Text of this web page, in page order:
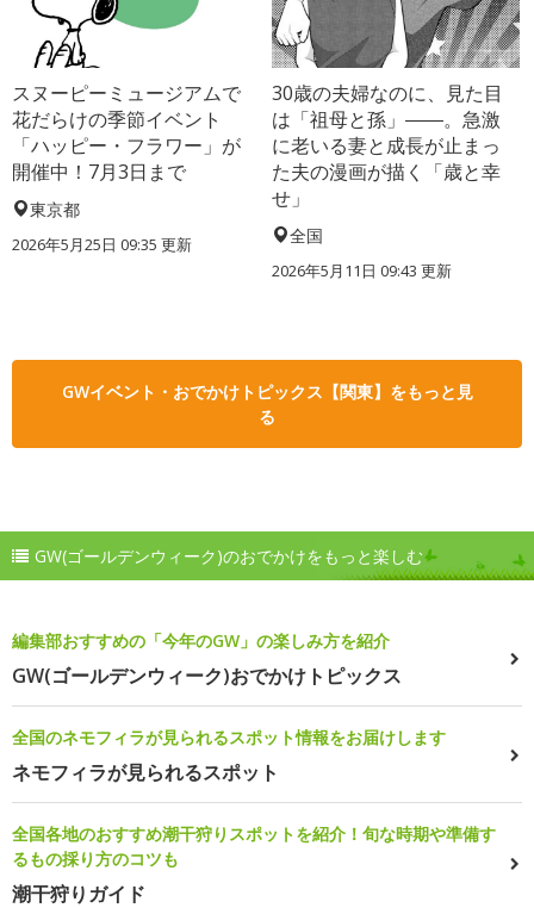
スヌーピーミュージアムで
花だらけの季節イベント
「ハッピー・フラワー」が
開催中！7月3日まで
東京都
2026年5月25日 09:35 更新
30歳の夫婦なのに、見た目
は「祖母と孫」――。急激
に老いる妻と成長が止まっ
た夫の漫画が描く「歳と幸
せ」
全国
2026年5月11日 09:43 更新
GWイベント・おでかけトピックス【関東】をもっと見
る
GW(ゴールデンウィーク)のおでかけをもっと楽しむ
編集部おすすめの「今年のGW」の楽しみ方を紹介
GW(ゴールデンウィーク)おでかけトピックス
全国のネモフィラが見られるスポット情報をお届けします
ネモフィラが見られるスポット
全国各地のおすすめ潮干狩りスポットを紹介！旬な時期や準備す
るもの採り方のコツも
潮干狩りガイド